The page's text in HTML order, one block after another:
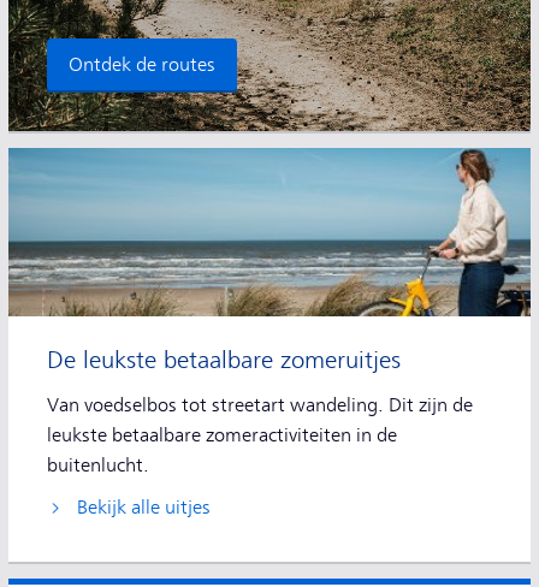
Ontdek de routes
De leukste betaalbare zomeruitjes
Van voedselbos tot streetart wandeling. Dit zijn de
leukste betaalbare zomeractiviteiten in de
buitenlucht.
Bekijk alle uitjes